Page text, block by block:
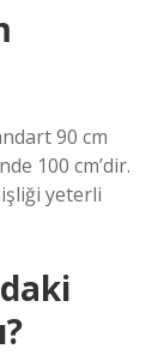
90 cm
100 cm’dir.
yeterli